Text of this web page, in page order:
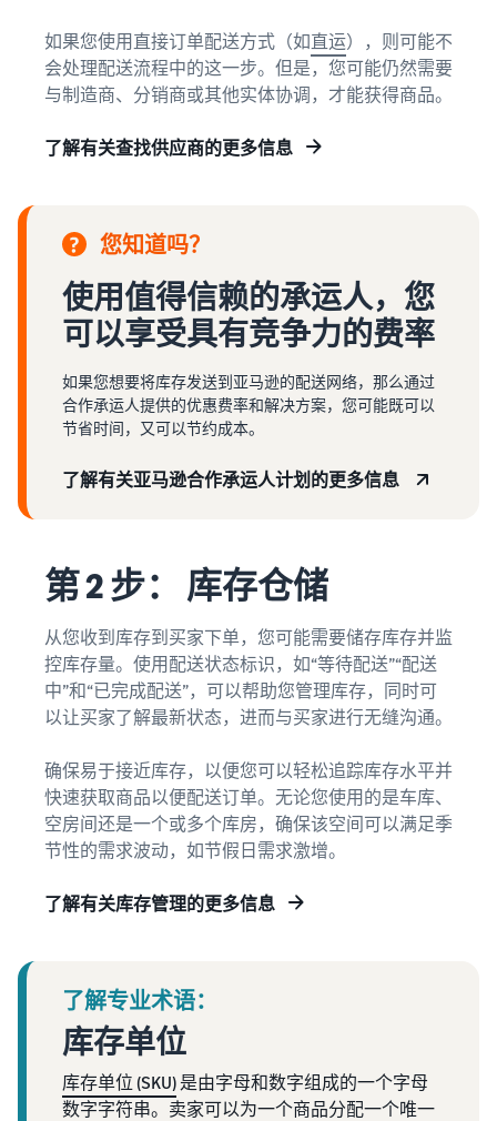
如果您使用直接订单配送方式（如直运），则可能不
会处理配送流程中的这一步。但是，您可能仍然需要
与制造商、分销商或其他实体协调，才能获得商品。
了解有关查找供应商的更多信息
您知道吗？
使用值得信赖的承运人，您
可以享受具有竞争力的费率
如果您想要将库存发送到亚马逊的配送网络，那么通过
合作承运人提供的优惠费率和解决方案，您可能既可以
节省时间，又可以节约成本。
了解有关亚马逊合作承运人计划的更多信息
第 2 步： 库存仓储
从您收到库存到买家下单，您可能需要储存库存并监
控库存量。使用配送状态标识，如“等待配送”“配送
中”和“已完成配送”，可以帮助您管理库存，同时可
以让买家了解最新状态，进而与买家进行无缝沟通。
确保易于接近库存，以便您可以轻松追踪库存水平并
快速获取商品以便配送订单。无论您使用的是车库、
空房间还是一个或多个库房，确保该空间可以满足季
节性的需求波动，如节假日需求激增。
了解有关库存管理的更多信息
了解专业术语：
库存单位
库存单位 (SKU) 是由字母和数字组成的一个字母
数字字符串。卖家可以为一个商品分配一个唯一